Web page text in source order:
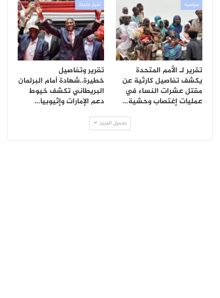
سياسية
تقرير لـ الأمم المتحدة
يكشف تفاصيل كارثية عن
مقتل عشرات النساء في
عمليات إغتصاب وحشية…
أخبار عاجلة
تقرير وتفاصيل
خطيرة..شهادة أمام البرلمان
البريطاني تكشف خيوط
دعم الإمارات وإثيوبيا…
تحميل المزيد